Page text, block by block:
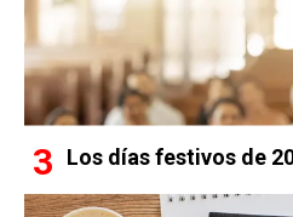
Los días festivos de